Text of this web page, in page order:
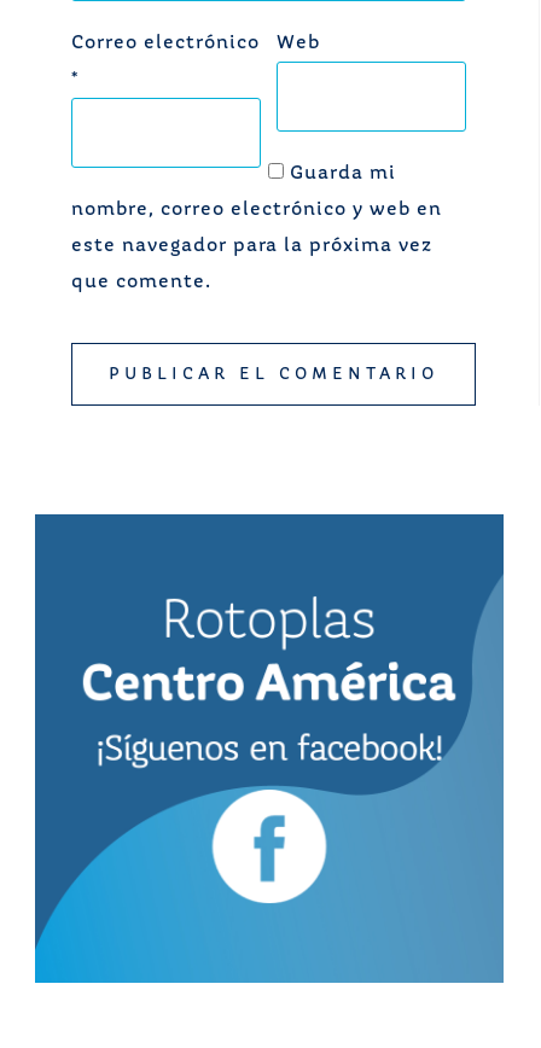
Correo electrónico
*
Web
Guarda mi
nombre, correo electrónico y web en
este navegador para la próxima vez
que comente.